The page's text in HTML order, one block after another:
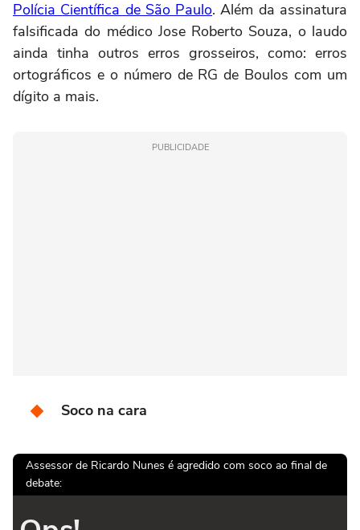
Polícia Científica de São Paulo. Além da assinatura
falsificada do médico Jose Roberto Souza, o laudo
ainda tinha outros erros grosseiros, como: erros
ortográficos e o número de RG de Boulos com um
dígito a mais.
PUBLICIDADE
Soco na cara
Assessor de Ricardo Nunes é agredido com soco ao final de
debate: